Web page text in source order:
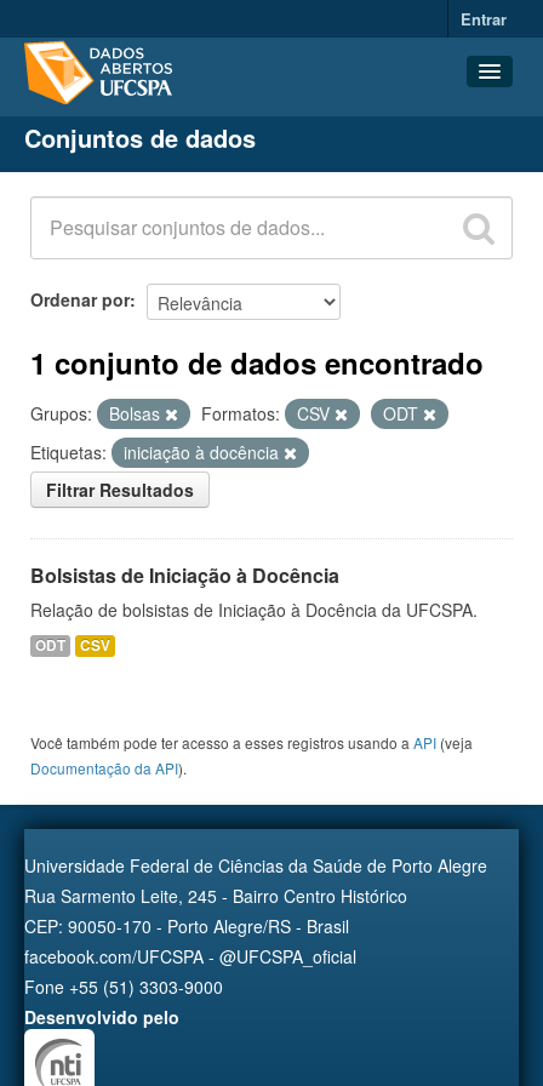
Entrar
Conjuntos de dados
Organizações
Grupos
Sobre
Conjuntos de dados
Ordenar por
1 conjunto de dados encontrado
Grupos: Bolsas Formatos: CSV
ODT
Etiquetas:
iniciação à docência
Filtrar Resultados
Bolsistas de Iniciação à Docência
Relação de bolsistas de Iniciação à Docência da UFCSPA.
ODT CSV
Você também pode ter acesso a esses registros usando a API (veja
Documentação da API).
Universidade Federal de Ciências da Saúde de Porto Alegre
Rua Sarmento Leite, 245 - Bairro Centro Histórico
CEP: 90050-170 - Porto Alegre/RS - Brasil
facebook.com/UFCSPA - @UFCSPA_oficial
Fone +55 (51) 3303-9000
Desenvolvido pelo